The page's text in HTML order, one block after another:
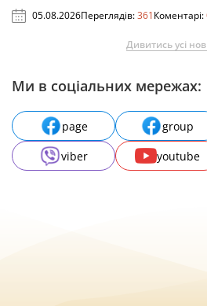
05.08.2026Переглядів:361Коментарі:
Дивитись усі
Ми в соціальних мережах:
page group
viber
youtube